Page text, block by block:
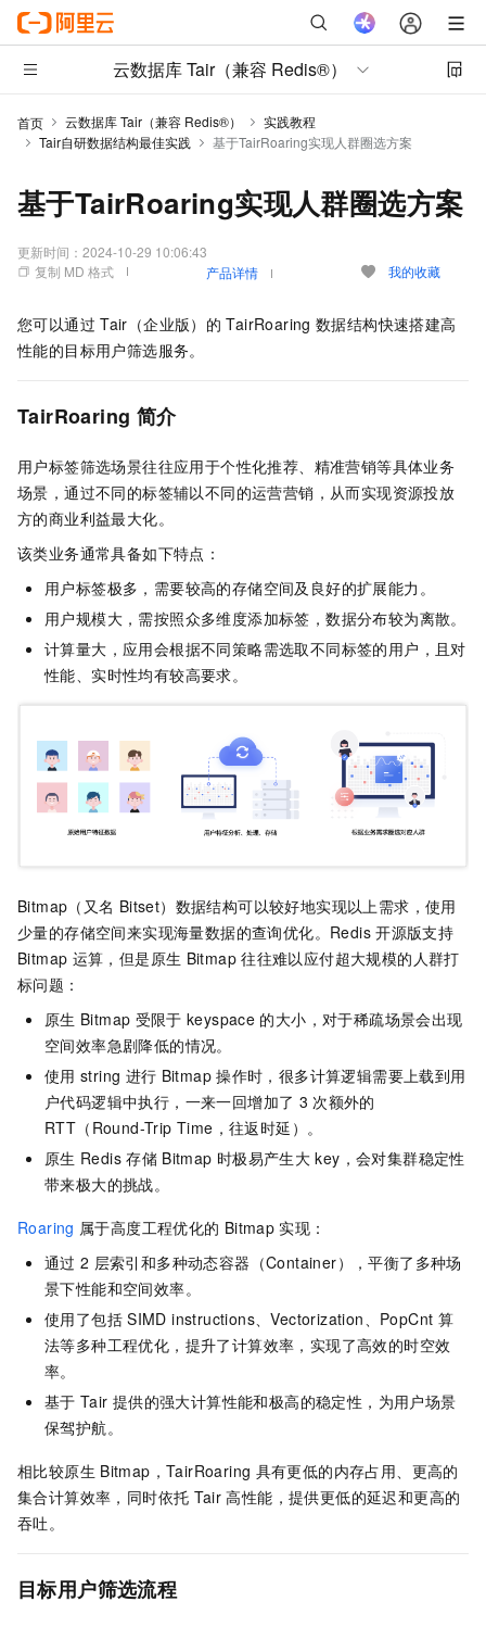
云数据库 Tair（兼容 Redis®）
首页 云数据库 Tair（兼容 Redis®）
实践教程
Tair自研数据结构最佳实践
基于TairRoaring实现人群圈选方案
基于TairRoaring实现人群圈选方案
更新时间： 2024-10-29 10:06:43
复制 MD 格式
产品详情 我的收藏
您可以通过 Tair（企业版） 的 TairRoaring 数据结构快速搭建高
性能的目标用户筛选服务。
TairRoaring 简介
用户标签筛选场景往往应用于个性化推荐、精准营销等具体业务
场景，通过不同的标签辅以不同的运营营销，从而实现资源投放
方的商业利益最大化。
该类业务通常具备如下特点：
用户标签极多，需要较高的存储空间及良好的扩展能力。
用户规模大，需按照众多维度添加标签，数据分布较为离散。
计算量大，应用会根据不同策略需选取不同标签的用户，且对
性能、实时性均有较高要求。
Bitmap（又名 Bitset）数据结构可以较好地实现以上需求，使用
少量的存储空间来实现海量数据的查询优化。 Redis 开源版支持
Bitmap 运算，但是原生 Bitmap 往往难以应付超大规模的人群打
标问题：
原生 Bitmap 受限于 keyspace 的大小，对于稀疏场景会出现
空间效率急剧降低的情况。
使用 string 进行 Bitmap 操作时，很多计算逻辑需要上载到用
户代码逻辑中执行，一来一回增加了 3 次额外的
RTT（Round-Trip Time，往返时延）。
原生 Redis 存储 Bitmap 时极易产生大 key，会对集群稳定性
带来极大的挑战。
Roaring 属于高度工程优化的 Bitmap 实现：
通过 2 层索引和多种动态容器（Container），平衡了多种场
景下性能和空间效率。
使用了包括 SIMD instructions、Vectorization、PopCnt 算
法等多种工程优化，提升了计算效率，实现了高效的时空效
率。
基于 Tair 提供的强大计算性能和极高的稳定性，为用户场景
保驾护航。
相比较原生 Bitmap，TairRoaring 具有更低的内存占用、更高的
集合计算效率，同时依托 Tair 高性能，提供更低的延迟和更高的
吞吐。
目标用户筛选流程